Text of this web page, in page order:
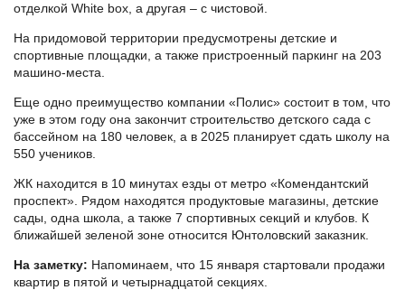
отделкой White box, а другая – с чистовой.
На придомовой территории предусмотрены детские и
спортивные площадки, а также пристроенный паркинг на 203
машино-места.
Еще одно преимущество компании «Полис» состоит в том, что
уже в этом году она закончит строительство детского сада с
бассейном на 180 человек, а в 2025 планирует сдать школу на
550 учеников.
ЖК находится в 10 минутах езды от метро «Комендантский
проспект». Рядом находятся продуктовые магазины, детские
сады, одна школа, а также 7 спортивных секций и клубов. К
ближайшей зеленой зоне относится Юнтоловский заказник.
На заметку: Напоминаем, что 15 января стартовали продажи
квартир в пятой и четырнадцатой секциях.